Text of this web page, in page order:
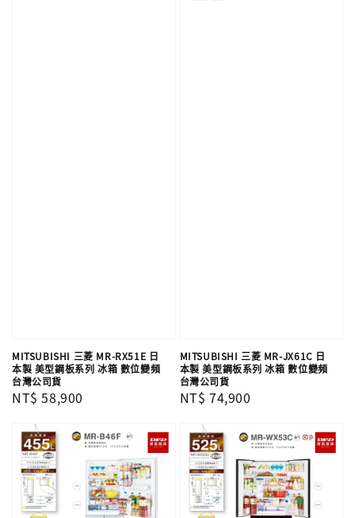
MITSUBISHI 三菱 MR-RX51E 日
本製 美型鋼板系列 冰箱 數位變頻
台灣公司貨
Regular
NT$ 58,900
MITSUBISHI 三菱 MR-JX61C 日
本製 美型鋼板系列 冰箱 數位變頻
台灣公司貨
Regular
NT$ 74,900